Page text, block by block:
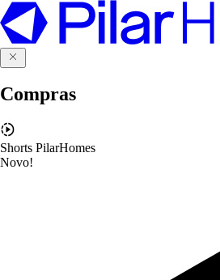
Compras
Shorts PilarHomes
Novo!